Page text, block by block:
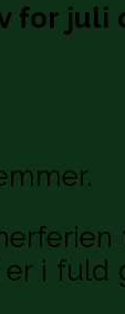
for juli
i fuld